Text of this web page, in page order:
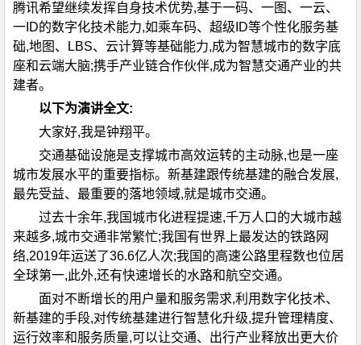
腾讯希望继续发挥自身技术优势,基于一码、一图、一云、
一ID的数字化技术能力,如乘车码、超级ID等个性化服务基
础,地图、LBS、云计算等基础能力,成为智慧城市的数字底
座和云端大脑;携手产业链合作伙伴,成为智慧交通产业的共
建者。
以下为演讲全文:
大家好,我是钟翔平。
交通基础设施是支撑城市高效运转的主动脉,也是一座
城市发展水平的重要指标。新基建跟传统基建的融合发展,
最先受益、最重要的落地领域,就是城市交通。
过去十余年,我国城市化进程提速,千万人口的大城市越
来越多,城市交通非常繁忙;我国有世界上最发达的铁路网
络,2019年运送了36.6亿人次;我国的高速公路里程数也位居
全球第一,此外,还有快速增长的水路和航空交通。
面对不断增长的用户量和服务需求,利用数字化技术、
新基建的手段,对传统基建进行智慧化升级,提升管理精度、
运行效率和服务质量,可以让交通、出行产业释放出更大价